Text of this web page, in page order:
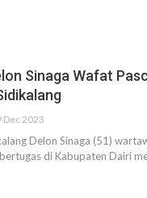
Sinaga Wafat
Dec 2023
Delon Sinaga (51)
di Kabupaten Dairi